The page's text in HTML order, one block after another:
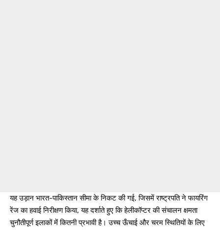
यह उड़ान भारत-पाकिस्तान सीमा के निकट की गई, जिसमें राष्ट्रपति ने फायरिंग
रेंज का हवाई निरीक्षण किया, यह दर्शाते हुए कि हेलीकॉप्टर की संचालन क्षमता
चुनौतीपूर्ण इलाकों में कितनी प्रभावी है। उच्च ऊँचाई और चरम स्थितियों के लिए